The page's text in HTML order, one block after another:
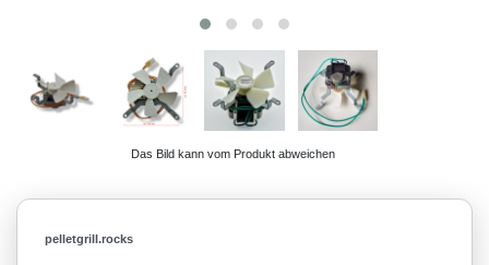
Das Bild kann vom Produkt abweichen
pelletgrill.rocks